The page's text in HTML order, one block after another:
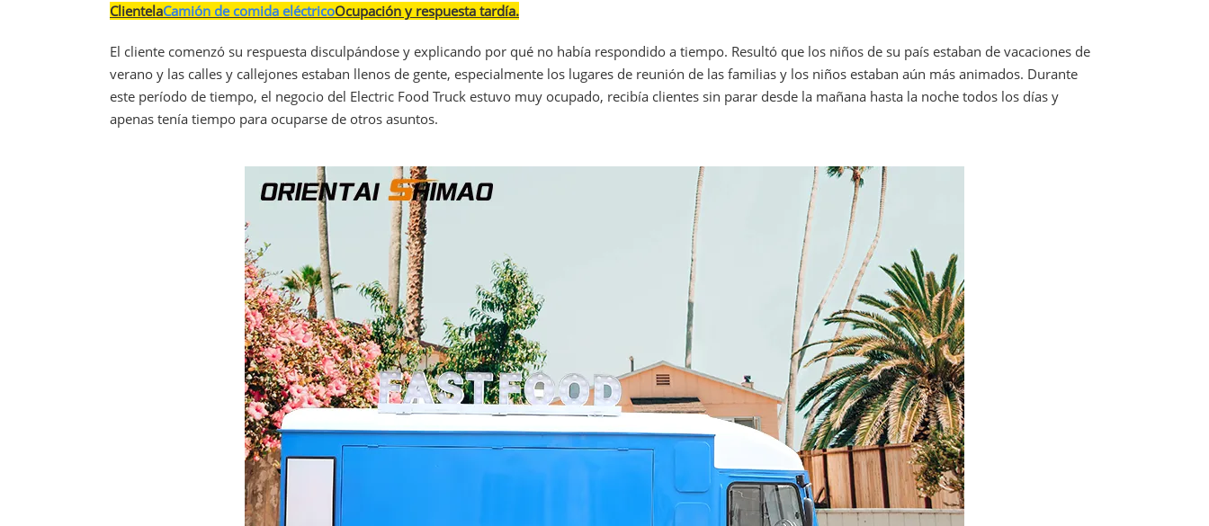
ClientelaCamión de comida eléctricoOcupación y respuesta tardía.
El cliente comenzó su respuesta disculpándose y explicando por qué no había respondido a tiempo. Resultó que los niños de su país estaban de vacaciones de
verano y las calles y callejones estaban llenos de gente, especialmente los lugares de reunión de las familias y los niños estaban aún más animados. Durante
este período de tiempo, el negocio del Electric Food Truck estuvo muy ocupado, recibía clientes sin parar desde la mañana hasta la noche todos los días y
apenas tenía tiempo para ocuparse de otros asuntos.